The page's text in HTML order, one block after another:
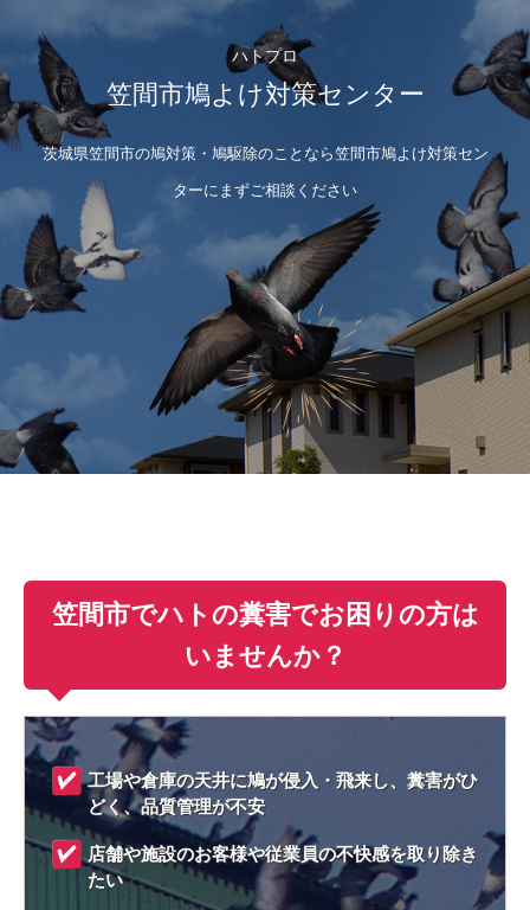
ハトプロ
笠間市鳩よけ対策センター
茨城県笠間市の鳩対策・鳩駆除のことなら笠間市鳩よけ対策セン
ターにまずご相談ください
笠間市でハトの糞害でお困りの方は
いませんか？
工場や倉庫の天井に鳩が侵入・飛来し、糞害がひ
どく、品質管理が不安
店舗や施設のお客様や従業員の不快感を取り除き
たい